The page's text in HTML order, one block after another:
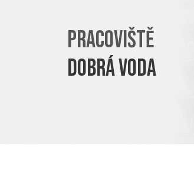
PRACOVIŠTĚ
DOBRÁ VODA